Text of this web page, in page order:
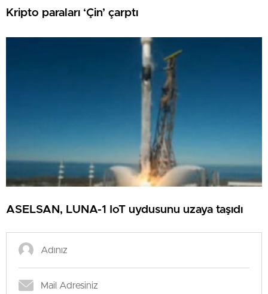
Kripto paraları ‘Çin’ çarptı
ASELSAN, LUNA-1 IoT uydusunu uzaya taşıdı